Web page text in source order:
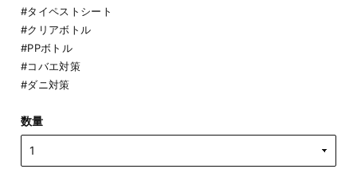
#タイペストシート
#クリアボトル
#PPボトル
#コバエ対策
#ダニ対策
数量